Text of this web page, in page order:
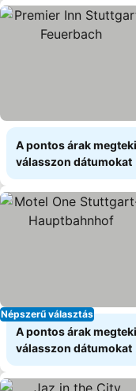
A pontos árak
válasszon dátumokat
Népszerű választás
A pontos árak
válasszon dátumokat